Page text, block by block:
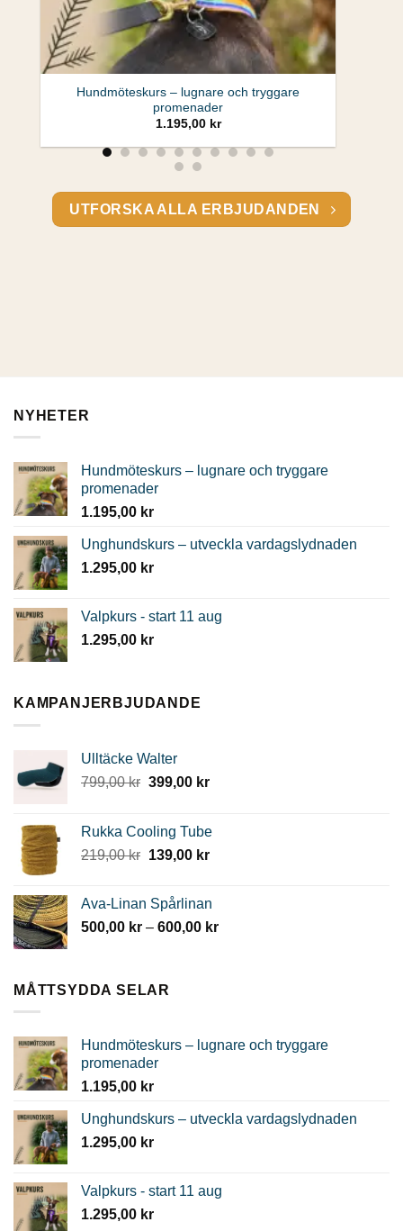
Hundmöteskurs – lugnare och tryggare
promenader
1.195,00 kr
UTFORSKA ALLA ERBJUDANDEN
NYHETER
Hundmöteskurs – lugnare och tryggare
promenader
1.195,00 kr
Unghundskurs – utveckla vardagslydnaden
1.295,00 kr
Valpkurs - start 11 aug
1.295,00 kr
KAMPANJERBJUDANDE
Ulltäcke Walter
799,00kr Det
var:
799,00 kr.
399,00 krDet
är:
399,00 kr.
Rukka Cooling Tube
219,00kr Det
var:
219,00 kr.
139,00 krDet
är:
139,00 kr.
Ava-Linan Spårlinan
500,00 kr – 600,00 krPrisintervall:
MÅTTSYDDA SELAR
Hundmöteskurs – lugnare och tryggare
promenader
1.195,00 kr
Unghundskurs – utveckla vardagslydnaden
1.295,00 kr
Valpkurs - start 11 aug
1.295,00 kr